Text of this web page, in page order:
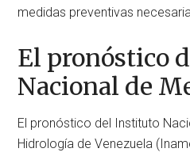
medidas preventivas
El pronóstico
Nacional de
El pronóstico del Instituto
Hidrología de Venezuela